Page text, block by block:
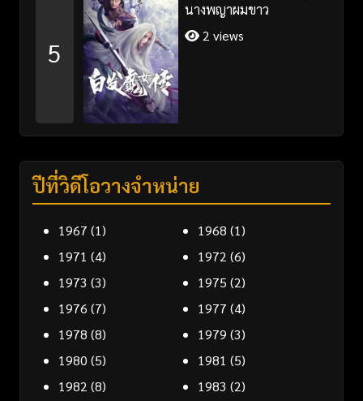
5
นางพญาผมขาว
2 views
ปีที่วิดีโอวางจำหน่าย
1967 (1) 1968 (1)
1971 (4) 1972 (6)
1973 (3) 1975 (2)
1976 (7) 1977 (4)
1978 (8) 1979 (3)
1980 (5) 1981 (5)
1982 (8) 1983 (2)